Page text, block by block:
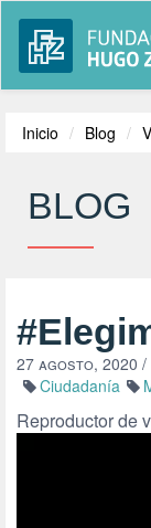
Inicio Blog
BLOG
27 agosto, 2020 /
Ciudadanía
Reproductor de